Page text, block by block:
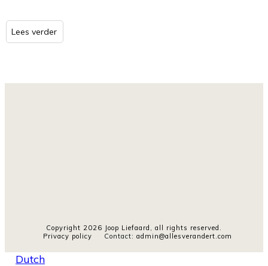
Lees verder
Privacy policy Contact: admin@allesverandert.com
Copyright 2026 Joop Liefaard , all rights reserved.
Dutch